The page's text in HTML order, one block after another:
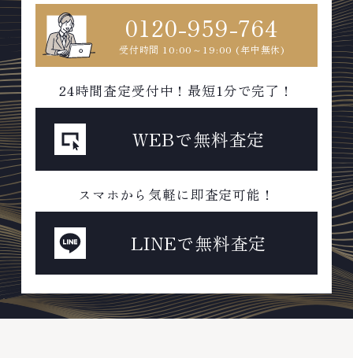
0120-959-764
受付時間 10:00～19:00 (年中無休)
24時間査定受付中！最短1分で完了！
WEBで無料査定
スマホから気軽に即査定可能！
LINEで無料査定